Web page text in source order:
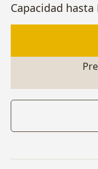
Capacidad hasta